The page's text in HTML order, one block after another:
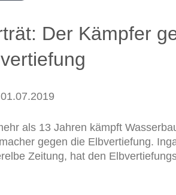
Der Kämpfer
als 13 Jahren kämpft
gegen die Elbvertiefung.
Zeitung, hat den